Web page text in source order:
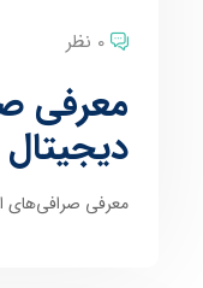
0 نظر
معرفی
دیجیتال
معرفی صرافی‌‌های